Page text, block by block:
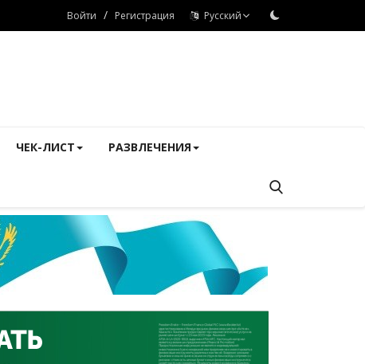
Войти / Регистрация Русский
ЧЕК-ЛИСТ РАЗВЛЕЧЕНИЯ